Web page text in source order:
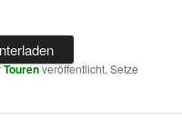
Tourenveröffentlicht. Setze